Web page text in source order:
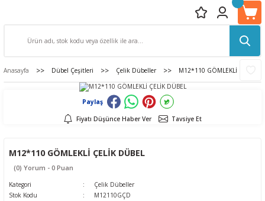
Anasayfa Dübel Çeşitleri Çelik Dübeller M12*110 GÖMLEKLİ ÇELİK
Paylaş
Fiyatı Düşünce Haber Ver Tavsiye Et
M12*110 GÖMLEKLİ ÇELİK DÜBEL
(0) Yorum - 0 Puan
Kategori
Çelik Dübeller
Stok Kodu
M12110GÇD